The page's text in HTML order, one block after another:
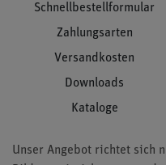
Schnellbestellformular
Zahlungsarten
Versandkosten
Downloads
Kataloge
Unser Angebot richtet sich